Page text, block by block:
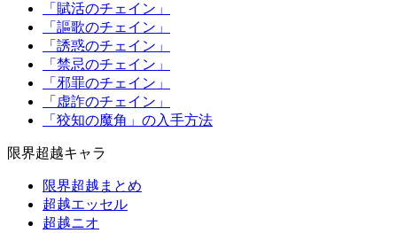
「賦活のチェイン」
「謳歌のチェイン」
「誘惑のチェイン」
「禁忌のチェイン」
「邪罪のチェイン」
「虚詐のチェイン」
「狡知の魔角」の入手方法
限界超越キャラ
限界超越まとめ
超越エッセル
超越ニオ